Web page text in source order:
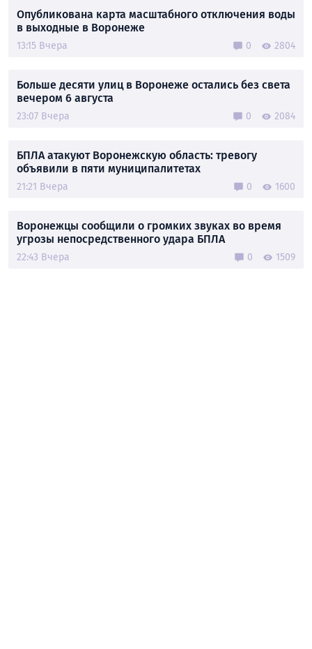
Опубликована карта масштабного отключения воды
в выходные в Воронеже
13:15 Вчера 0 2804
Больше десяти улиц в Воронеже остались без света
вечером 6 августа
23:07 Вчера 0 2084
БПЛА атакуют Воронежскую область: тревогу
объявили в пяти муниципалитетах
21:21 Вчера 0 1600
Воронежцы сообщили о громких звуках во время
угрозы непосредственного удара БПЛА
22:43 Вчера 0 1509